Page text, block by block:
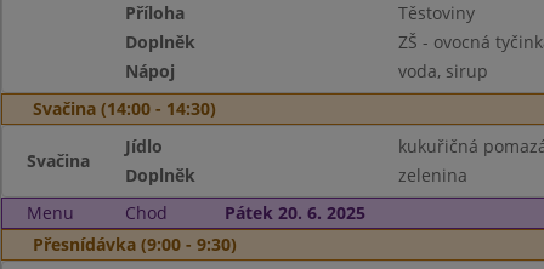
Příloha
Těstoviny
Doplněk
ZŠ - ovocná
Nápoj
voda, sirup
Svačina (14:00 - 14:30)
Svačina
Jídlo
kukuřičná
Doplněk
zelenina
Menu
Chod
Pátek 20. 6. 2025
Přesnídávka (9:00 - 9:30)